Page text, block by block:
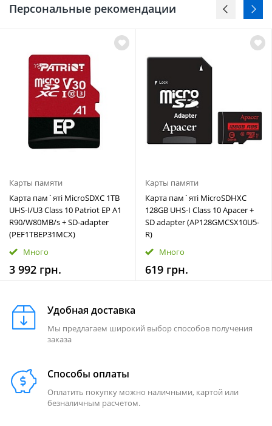
памяти. Емкость, предлагаемая некоторыми моделями,
для нескольких тысяч фотографий и случайной записи
видео высокой четкости. Кроме того, их надежность
подтверждается пожизненной гарантией, которую
предоставляют производители. Самые популярные карты
памяти, предназначенные для цифровых камер и
видеокамер, выпускаются в форматах SD, SDHC и SDXC
класса 4 для повседневного использования и 10 UHS -
предназначенных для продвинутых приложений. В
интернет-магазине Arago можно приобрести карты памяти
самых популярных производителей, таких как SanDisk,
Персональные рекомендации
Карты памяти
Карта пам`ятi MicroSDXC 1TB
UHS-I/U3 Class 10 Patriot EP A1
R90/W80MB/s + SD-adapter
(PEF1TBEP31MCX)
Много
3 992 грн.
Карты памяти
Карта пам`ятi MicroSDHXC
128GB UHS-I Class 10 Apacer +
SD adapter (AP128GMCSX10U5-
R)
Много
619 грн.
Удобная доставка
Мы предлагаем широкий выбор способов получения
заказа
Способы оплаты
Оплатить покупку можно наличными, картой или
безналичным расчетом.